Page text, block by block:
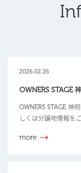
2026.02.26
OWNERS STAGE
OWNERS STAGE 神
しくは分譲地情報を
more